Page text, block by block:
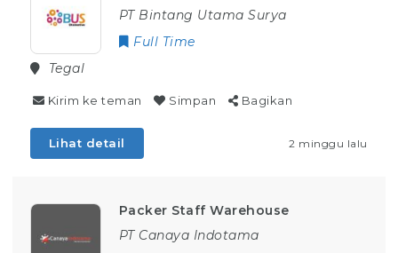
PT Bintang Utama Surya
Full Time
Tegal
Kirim ke teman Simpan Bagikan
Lihat detail 2 minggu lalu
Packer Staff Warehouse
PT Canaya Indotama